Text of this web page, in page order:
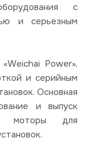
с
и серьезным
Power»,
и серийным
Основная
и выпуск
моторы для